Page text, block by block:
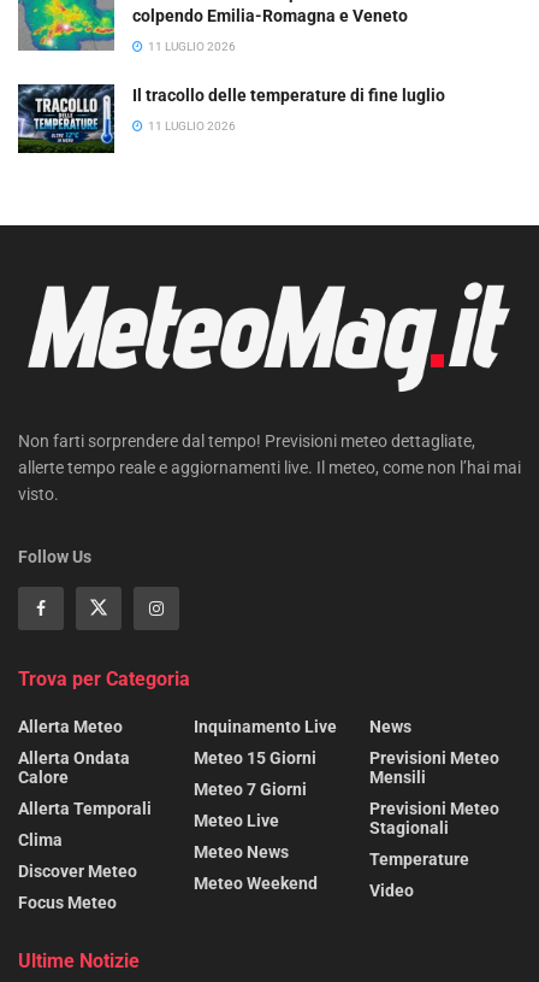
colpendo Emilia-Romagna e Veneto
11 LUGLIO 2026
Il tracollo delle temperature di fine luglio
11 LUGLIO 2026
Non farti sorprendere dal tempo! Previsioni meteo dettagliate,
allerte tempo reale e aggiornamenti live. Il meteo, come non l’hai mai
visto.
Follow Us
Trova per Categoria
Allerta Meteo
Allerta Ondata
Calore
Allerta Temporali
Clima
Discover Meteo
Focus Meteo
Inquinamento Live
Meteo 15 Giorni
Meteo 7 Giorni
Meteo Live
Meteo News
Meteo Weekend
News
Previsioni Meteo
Mensili
Previsioni Meteo
Stagionali
Temperature
Video
Ultime Notizie